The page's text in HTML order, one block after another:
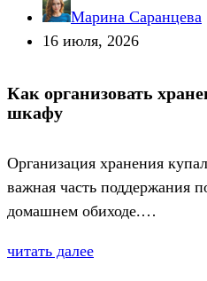
Марина Саранцева
16 июля, 2026
Как организовать
шкафу
Организация хранения
важная часть поддержания
домашнем обиходе.…
читать далее